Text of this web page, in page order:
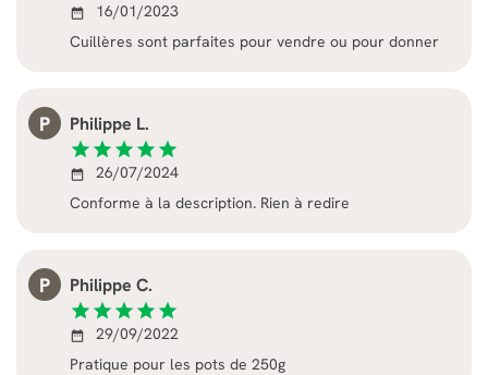
date_range
16/01/2023
Cuillères sont parfaites pour vendre ou pour donner
P Philippe L.
star star star star star
date_range
26/07/2024
Conforme à la description. Rien à redire
P Philippe C.
star star star star star
date_range
29/09/2022
Pratique pour les pots de 250g